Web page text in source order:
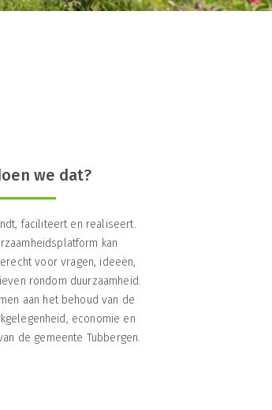
we dat?
faciliteert en realiseert.
kan
voor vragen, ideeën,
rondom duurzaamheid.
aan het behoud van de
economie en
de gemeente Tubbergen.